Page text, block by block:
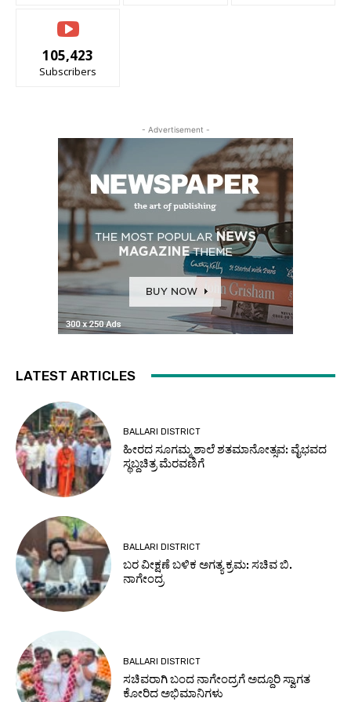
105,423
Subscribers
- Advertisement -
LATEST ARTICLES
BALLARI DISTRICT
ಹೀರದ ಸೂಗಮ್ಮ ಶಾಲೆ ಶತಮಾನೋತ್ಸವ: ವೈಭವದ
ಸ್ಥಬ್ದಚಿತ್ರ ಮೆರವಣಿಗೆ
BALLARI DISTRICT
ಬರ ವೀಕ್ಷಣೆ ಬಳಿಕ ಅಗತ್ಯ ಕ್ರಮ: ಸಚಿವ ಬಿ.
ನಾಗೇಂದ್ರ
BALLARI DISTRICT
ಸಚಿವರಾಗಿ ಬಂದ ನಾಗೇಂದ್ರಗೆ ಅದ್ದೂರಿ ಸ್ವಾಗತ
ಕೋರಿದ ಅಭಿಮಾನಿಗಳು